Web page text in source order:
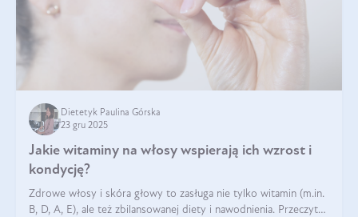
Dietetyk Paulina Górska
23 gru 2025
Jakie witaminy na włosy wspierają ich wzrost i
kondycję?
Zdrowe włosy i skóra głowy to zasługa nie tylko witamin (m.in.
B, D, A, E), ale też zbilansowanej diety i nawodnienia. Przeczytaj